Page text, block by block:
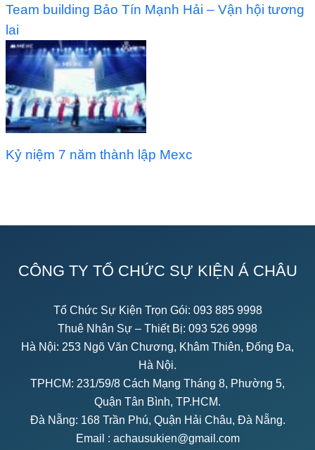
Team building Bảo Tín Mạnh Hải – Vận hội tương
lai
Kỷ niệm 7 năm thành lập Mexc
CÔNG TY TỔ CHỨC SỰ KIỆN Á CHÂU
Tổ Chức Sự Kiện Trọn Gói: 093 885 9998
Thuê Nhân Sự – Thiết Bị: 093 526 9998
Hà Nội: 253 Ngõ Văn Chương, Khâm Thiên, Đống Đa,
Hà Nội.
TPHCM: 231/59/8 Cách Mạng Tháng 8, Phường 5,
Quận Tân Bình, TP.HCM.
Đà Nẵng: 168 Trần Phú, Quận Hải Châu, Đà Nẵng.
Email : achausukien@gmail.com